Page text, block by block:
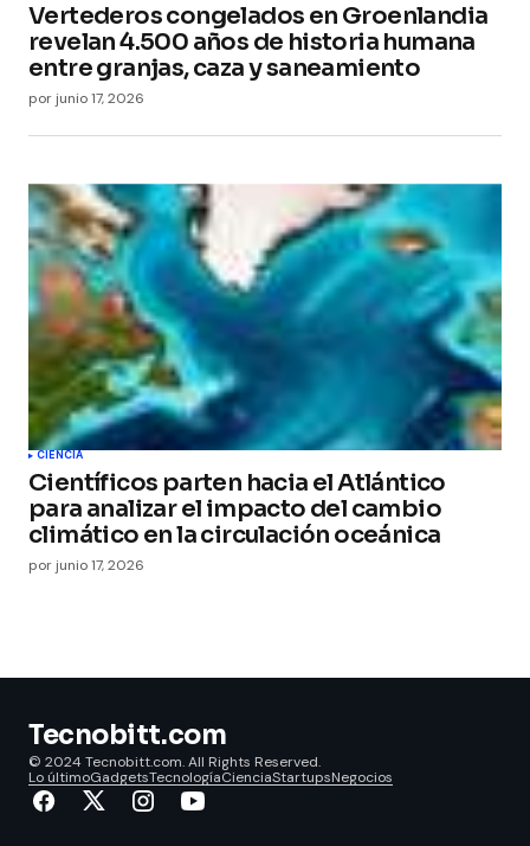
Vertederos congelados en Groenlandia
revelan 4.500 años de historia humana
entre granjas, caza y saneamiento
por junio 17, 2026
CIENCIA
Científicos parten hacia el Atlántico
para analizar el impacto del cambio
climático en la circulación oceánica
por junio 17, 2026
Tecnobitt.com
© 2024 Tecnobitt.com. All Rights Reserved.
Lo últimoGadgetsTecnologíaCienciaStartupsNegocios